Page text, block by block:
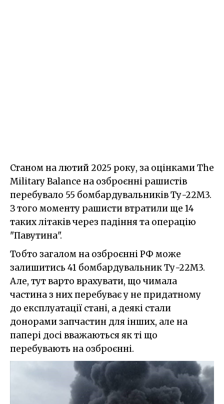
Станом на лютий 2025 року, за оцінками The
Military Balance на озброєнні рашистів
перебувало 55 бомбардувальників Ту-22М3.
З того моменту рашисти втратили ще 14
таких літаків через падіння та операцію
"Павутина".
Тобто загалом на озброєнні РФ може
залишитись 41 бомбардувальник Ту-22М3.
Але, тут варто врахувати, що чимала
частина з них перебуває у не придатному
до експлуатації стані, а деякі стали
донорами запчастин для інших, але на
папері досі вважаються як ті що
перебувають на озброєнні.